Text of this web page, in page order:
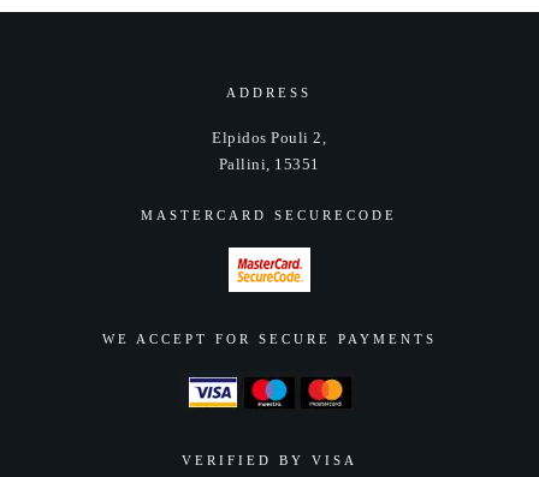
ADDRESS
Elpidos Pouli 2,
Pallini, 15351
MASTERCARD SECURECODE
WE ACCEPT FOR SECURE PAYMENTS
VERIFIED BY VISA